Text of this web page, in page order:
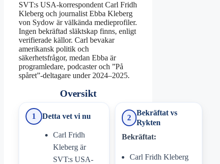
SVT:s USA-korrespondent Carl Fridh
Kleberg och journalist Ebba Kleberg
von Sydow är välkända medieprofiler.
Ingen bekräftad släktskap finns, enligt
verifierade källor. Carl bevakar
amerikansk politik och
säkerhetsfrågor, medan Ebba är
programledare, podcaster och ”På
spåret”-deltagare under 2024–2025.
Oversikt
1 Detta vet vi nu
Carl Fridh
Kleberg är
SVT:s USA-
2
Bekräftat vs
Rykten
Bekräftat:
Carl Fridh Kleberg